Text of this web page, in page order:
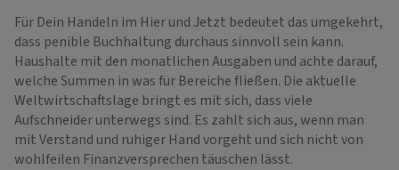
Für Dein Handeln im Hier und Jetzt bedeutet das umgekehrt,
dass penible Buchhaltung durchaus sinnvoll sein kann.
Haushalte mit den monatlichen Ausgaben und achte darauf,
welche Summen in was für Bereiche fließen. Die aktuelle
Weltwirtschaftslage bringt es mit sich, dass viele
Aufschneider unterwegs sind. Es zahlt sich aus, wenn man
mit Verstand und ruhiger Hand vorgeht und sich nicht von
wohlfeilen Finanzversprechen täuschen lässt.